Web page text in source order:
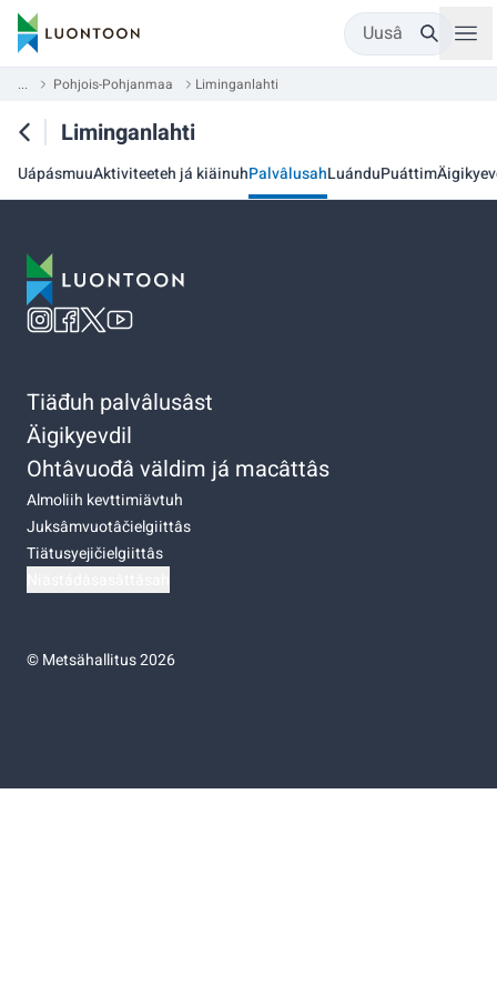
Uusâ
... Pohjois-Pohjanmaa Liminganlahti
Liminganlahti
UápásmuuAktiviteeteh já kiäinuhPalvâlusahLuánduPuáttim
Tiäđuh palvâlusâst
Äigikyevdil
Ohtâvuođâ väldim já macâttâs
Almoliih kevttimiävtuh
Juksâmvuotâčielgiittâs
Tiätusyejičielgiittâs
©Metsähallitus 2026